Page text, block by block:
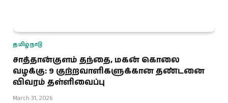
தமிழ்நாடு
சாத்தான்குளம் தந்தை, மகன் கொலை
வழக்கு: 9 குற்றவாளிகளுக்கான தண்டனை
விவரம் தள்ளிவைப்பு
March 31, 2026